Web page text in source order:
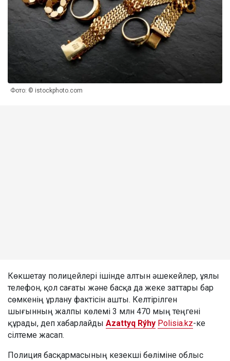
Фото: © istockphoto.com
Көкшетау полицейлері ішінде алтын әшекейлер, ұялы
телефон, қол сағаты және басқа да жеке заттары бар
сөмкенің ұрлану фактісін ашты. Келтірілген
шығынның жалпы көлемі 3 млн 470 мың теңгені
құрады, деп хабарлайды Azattyq Rýhy Polisia.kz-ке
сілтеме жасап.
Полиция басқармасының кезекші бөліміне облыс